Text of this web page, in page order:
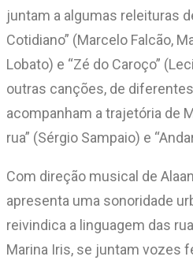
juntam a algumas releituras
Cotidiano” (Marcelo Falcão,
Lobato) e “Zé do Caroço”
outras canções, de
acompanham a trajetória de
rua” (Sérgio Sampaio) e
Com direção musical de
apresenta uma sonoridade
reivindica a linguagem das
Marina Iris, se juntam vozes